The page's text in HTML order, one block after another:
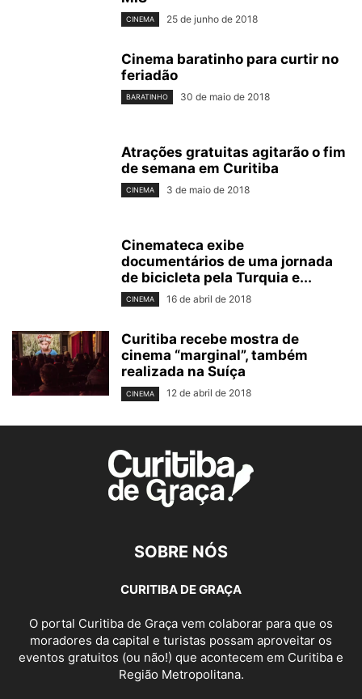
CINEMA 25 de junho de 2018
Cinema baratinho para curtir no
feriadão
BARATINHO 30 de maio de 2018
Atrações gratuitas agitarão o fim
de semana em Curitiba
CINEMA 3 de maio de 2018
Cinemateca exibe
documentários de uma jornada
de bicicleta pela Turquia e...
CINEMA 16 de abril de 2018
Curitiba recebe mostra de
cinema “marginal”, também
realizada na Suíça
CINEMA 12 de abril de 2018
SOBRE NÓS
CURITIBA DE GRAÇA
O portal Curitiba de Graça vem colaborar para que os
moradores da capital e turistas possam aproveitar os
eventos gratuitos (ou não!) que acontecem em Curitiba e
Região Metropolitana.